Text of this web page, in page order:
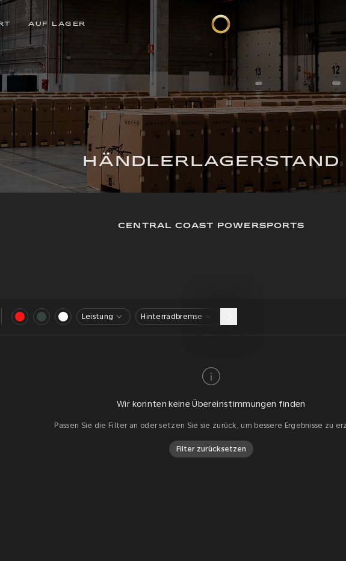
AUF LAGER
HÄNDLERLAGERSTAND
CENTRAL COAST POWERSPORTS
Leistung Hinterradbremse
Wir konnten keine Übereinstimmungen finden
Passen Sie die Filter an oder setzen Sie sie zurück, um bessere Ergebnisse zu
Filter zurücksetzen